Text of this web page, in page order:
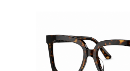
Tìm theo tên, mã gọng, thương hiệu…
Tìm kiếm